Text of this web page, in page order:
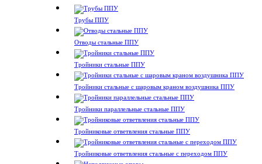
Трубы ППУ
Отводы стальные ППУ
Тройники стальные ППУ
Тройники стальные с шаровым краном воздушника ППУ
Тройники параллельные стальные ППУ
Тройниковые ответвления стальные ППУ
Тройниковые ответвления стальные с переходом ППУ